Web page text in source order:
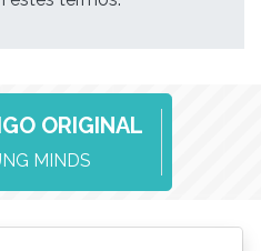
ORIGINAL
MINDS